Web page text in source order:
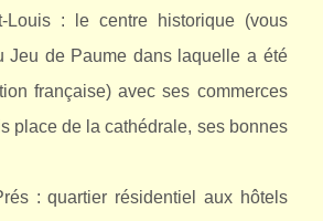
Louis : le centre historique (vous
Jeu de Paume dans laquelle a été
française) avec ses commerces
place de la cathédrale, ses bonnes
: quartier résidentiel aux hôtels